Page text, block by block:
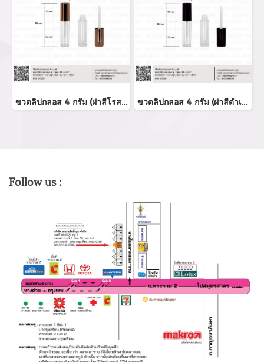
ขวดลิปกลอส 4 กรัม (ฝาสีโรสโกล์ด) ขวดลิปกลอส 4 กรัม (ฝาสีดำเงา)
Follow us :